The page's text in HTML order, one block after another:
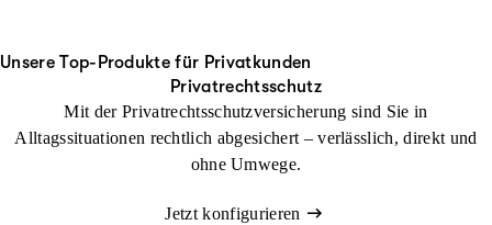
Unsere Top-Produkte für Privatkunden
Privatrechtsschutz
Mit der Privatrechtsschutzversicherung sind Sie in
Alltagssituationen rechtlich abgesichert – verlässlich, direkt und
ohne Umwege.
Jetzt konfigurieren